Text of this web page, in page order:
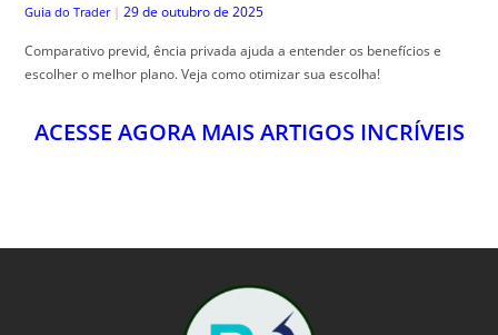
Guia do Trader | 29 de outubro de 2025
Comparativo previd, ência privada ajuda a entender os benefícios e
escolher o melhor plano. Veja como otimizar sua escolha!
ACESSE AGORA MAIS ARTIGOS INCRÍVEIS